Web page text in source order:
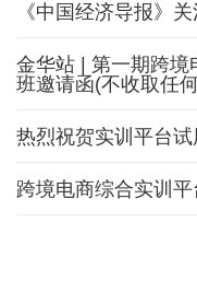
《中国经济导报》
金华站 | 第一期跨境
班邀请函(不收取任
热烈祝贺实训平台试
跨境电商综合实训平